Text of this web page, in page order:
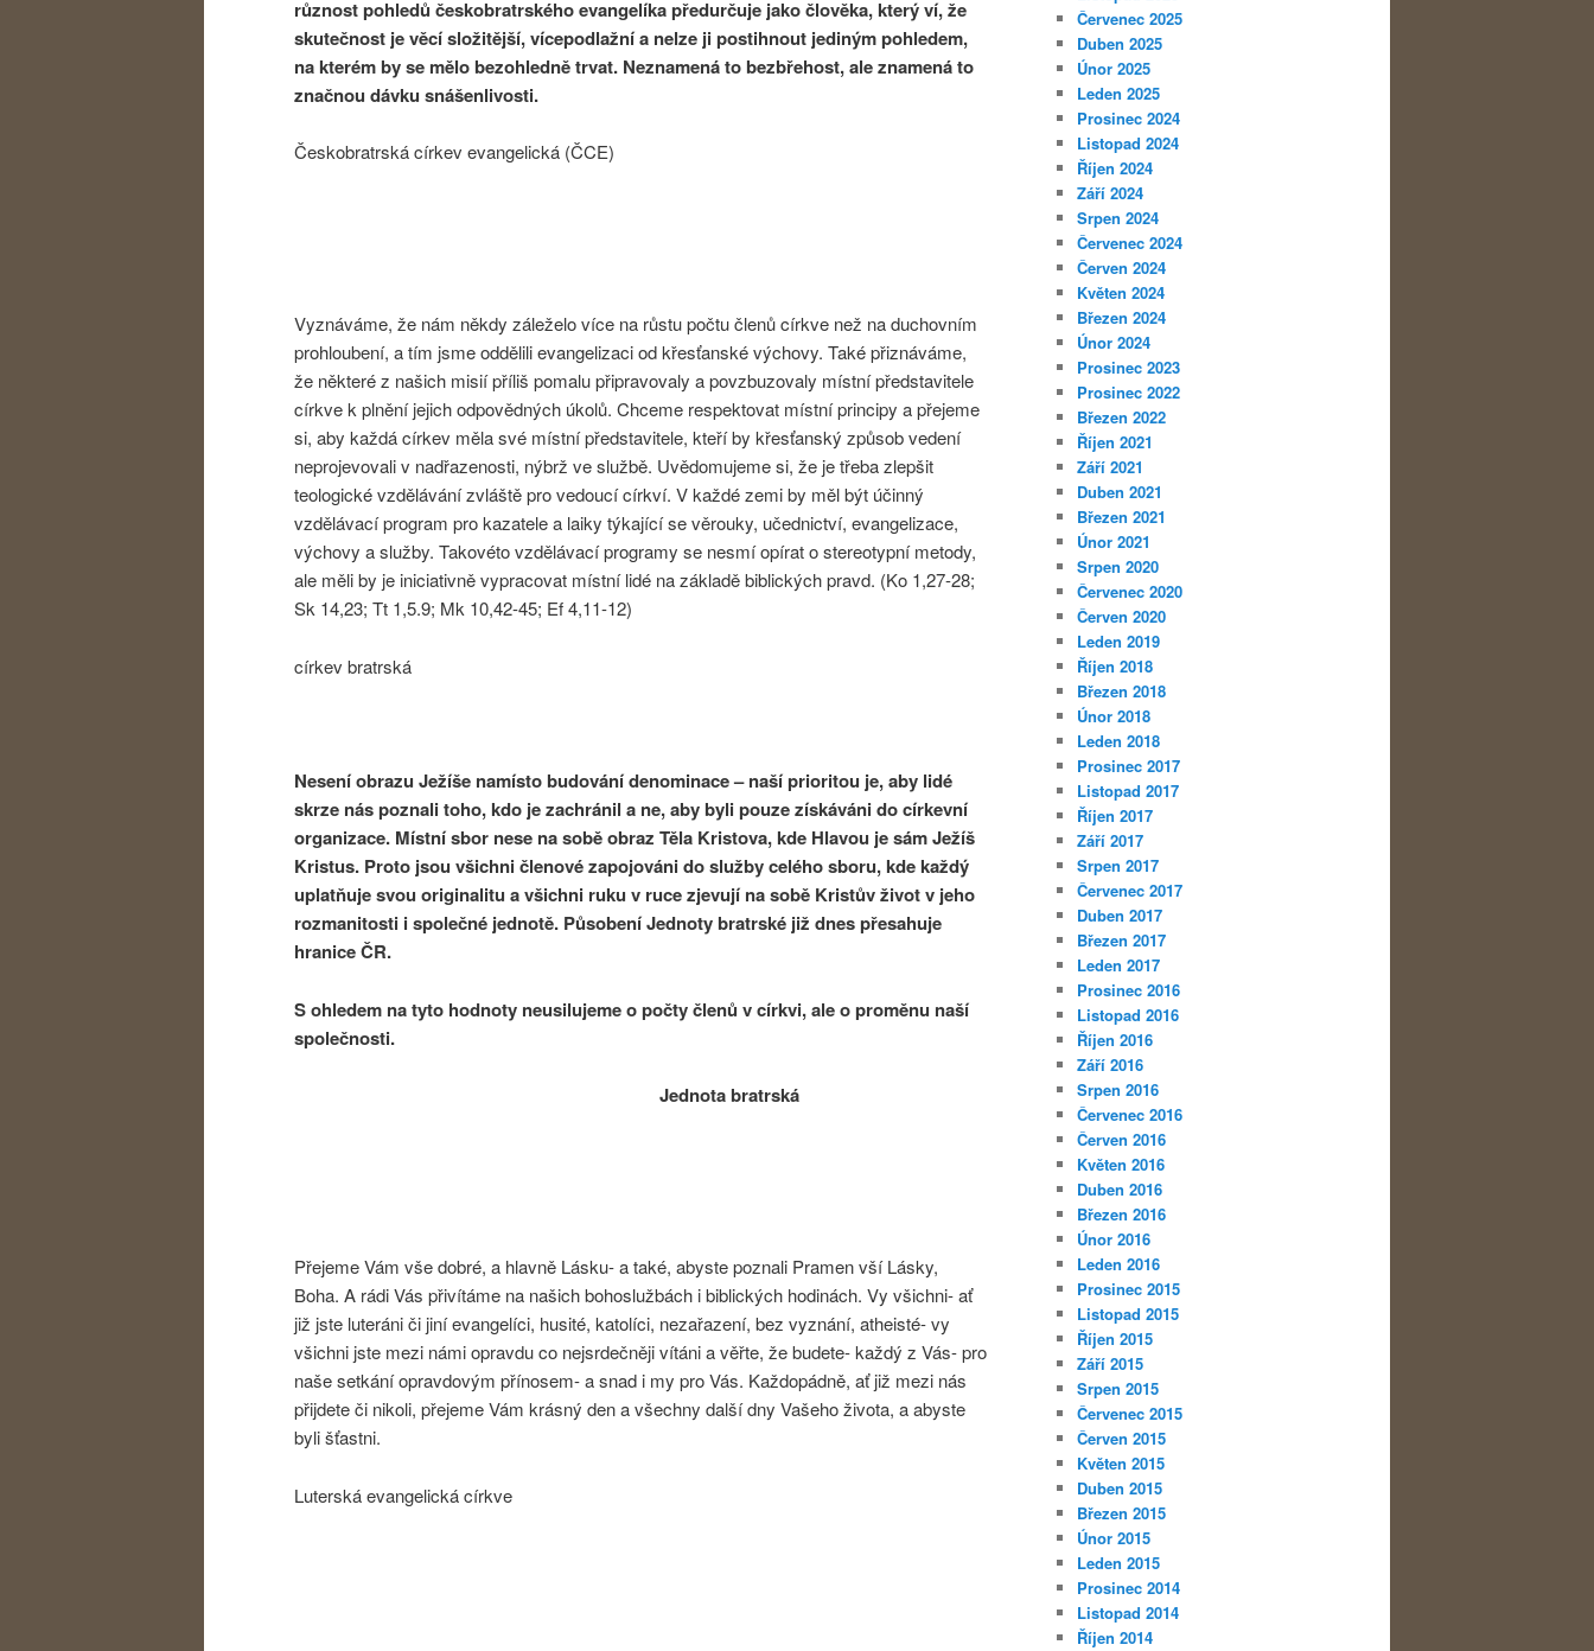
různost pohledů českobratrského evangelíka předurčuje jako člověka, který ví, že
skutečnost je věcí složitější, vícepodlažní a nelze ji postihnout jediným pohledem,
na kterém by se mělo bezohledně trvat. Neznamená to bezbřehost, ale znamená to
značnou dávku snášenlivosti.
Českobratrská církev evangelická (ČCE)
Vyznáváme, že nám někdy záleželo více na růstu počtu členů církve než na duchovním
prohloubení, a tím jsme oddělili evangelizaci od křesťanské výchovy. Také přiznáváme,
že některé z našich misií příliš pomalu připravovaly a povzbuzovaly místní představitele
církve k plnění jejich odpovědných úkolů. Chceme respektovat místní principy a přejeme
si, aby každá církev měla své místní představitele, kteří by křesťanský způsob vedení
neprojevovali v nadřazenosti, nýbrž ve službě. Uvědomujeme si, že je třeba zlepšit
teologické vzdělávání zvláště pro vedoucí církví. V každé zemi by měl být účinný
vzdělávací program pro kazatele a laiky týkající se věrouky, učednictví, evangelizace,
výchovy a služby. Takovéto vzdělávací programy se nesmí opírat o stereotypní metody,
ale měli by je iniciativně vypracovat místní lidé na základě biblických pravd. (Ko 1,27-28;
Sk 14,23; Tt 1,5.9; Mk 10,42-45; Ef 4,11-12)
církev bratrská
Nesení obrazu Ježíše namísto budování denominace – naší prioritou je, aby lidé
skrze nás poznali toho, kdo je zachránil a ne, aby byli pouze získáváni do církevní
organizace. Místní sbor nese na sobě obraz Těla Kristova, kde Hlavou je sám Ježíš
Kristus. Proto jsou všichni členové zapojováni do služby celého sboru, kde každý
uplatňuje svou originalitu a všichni ruku v ruce zjevují na sobě Kristův život v jeho
rozmanitosti i společné jednotě. Působení Jednoty bratrské již dnes přesahuje
hranice ČR.
S ohledem na tyto hodnoty neusilujeme o počty členů v církvi, ale o proměnu naší
společnosti.
Jednota bratrská
Přejeme Vám vše dobré, a hlavně Lásku- a také, abyste poznali Pramen vší Lásky,
Boha. A rádi Vás přivítáme na našich bohoslužbách i biblických hodinách. Vy všichni- ať
již jste luteráni či jiní evangelíci, husité, katolíci, nezařazení, bez vyznání, atheisté- vy
všichni jste mezi námi opravdu co nejsrdečněji vítáni a věřte, že budete- každý z Vás- pro
naše setkání opravdovým přínosem- a snad i my pro Vás. Každopádně, ať již mezi nás
přijdete či nikoli, přejeme Vám krásný den a všechny další dny Vašeho života, a abyste
byli šťastni.
Luterská evangelická církve
Červenec 2025
Duben 2025
Únor 2025
Leden 2025
Prosinec 2024
Listopad 2024
Říjen 2024
Září 2024
Srpen 2024
Červenec 2024
Červen 2024
Květen 2024
Březen 2024
Únor 2024
Prosinec 2023
Prosinec 2022
Březen 2022
Říjen 2021
Září 2021
Duben 2021
Březen 2021
Únor 2021
Srpen 2020
Červenec 2020
Červen 2020
Leden 2019
Říjen 2018
Březen 2018
Únor 2018
Leden 2018
Prosinec 2017
Listopad 2017
Říjen 2017
Září 2017
Srpen 2017
Červenec 2017
Duben 2017
Březen 2017
Leden 2017
Prosinec 2016
Listopad 2016
Říjen 2016
Září 2016
Srpen 2016
Červenec 2016
Červen 2016
Květen 2016
Duben 2016
Březen 2016
Únor 2016
Leden 2016
Prosinec 2015
Listopad 2015
Říjen 2015
Září 2015
Srpen 2015
Červenec 2015
Červen 2015
Květen 2015
Duben 2015
Březen 2015
Únor 2015
Leden 2015
Prosinec 2014
Listopad 2014
Říjen 2014